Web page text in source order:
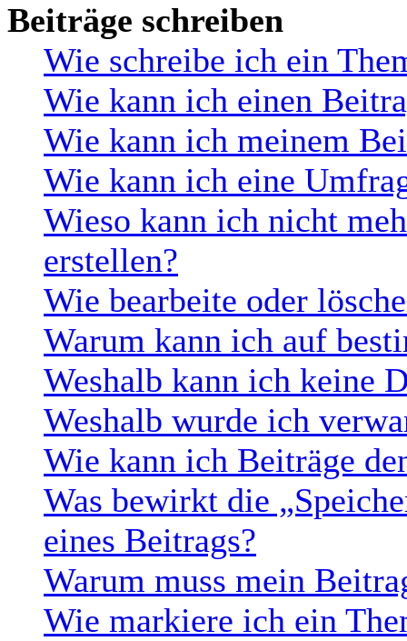
Beiträge schreiben
Wie schreibe ich ein
Wie kann ich einen
Wie kann ich meinem
Wie kann ich eine
Wieso kann ich nicht
erstellen?
Wie bearbeite oder
Warum kann ich auf
Weshalb kann ich keine
Weshalb wurde ich
Wie kann ich Beiträge
Was bewirkt die
eines Beitrags?
Warum muss mein
Wie markiere ich ein